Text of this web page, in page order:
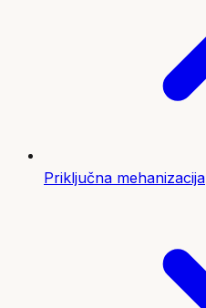
Priključna mehanizacija